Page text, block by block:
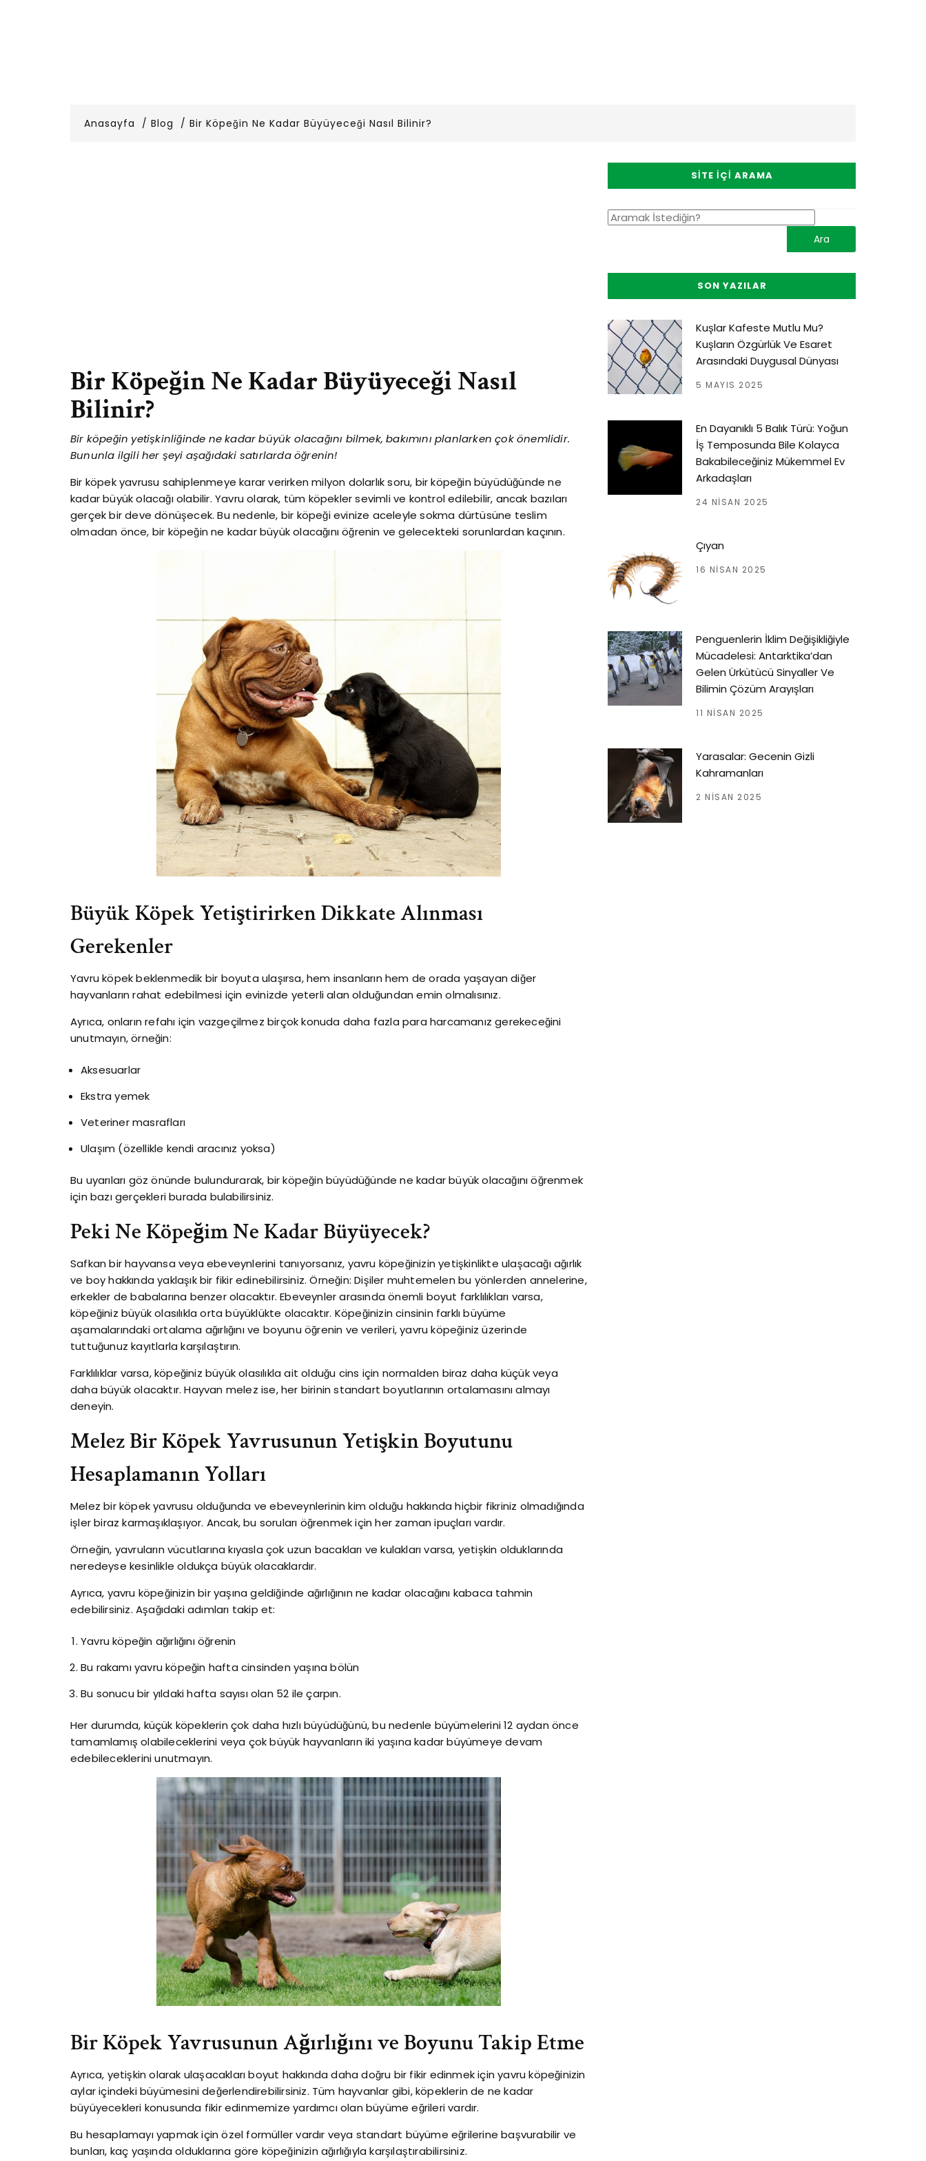
Anasayfa Blog Bir Köpeğin Ne Kadar Büyüyeceği Nasıl Bilinir?
Bir Köpeğin Ne Kadar Büyüyeceği Nasıl
Bilinir?
Bir köpeğin yetişkinliğinde ne kadar büyük olacağını bilmek, bakımını planlarken çok önemlidir.
Bununla ilgili her şeyi aşağıdaki satırlarda öğrenin!
Bir köpek yavrusu sahiplenmeye karar verirken milyon dolarlık soru, bir köpeğin büyüdüğünde ne
kadar büyük olacağı olabilir. Yavru olarak, tüm köpekler sevimli ve kontrol edilebilir, ancak bazıları
gerçek bir deve dönüşecek. Bu nedenle, bir köpeği evinize aceleyle sokma dürtüsüne teslim
olmadan önce, bir köpeğin ne kadar büyük olacağını öğrenin ve gelecekteki sorunlardan kaçının.
Büyük Köpek Yetiştirirken Dikkate Alınması
Gerekenler
Yavru köpek beklenmedik bir boyuta ulaşırsa, hem insanların hem de orada yaşayan diğer
hayvanların rahat edebilmesi için evinizde yeterli alan olduğundan emin olmalısınız.
Ayrıca, onların refahı için vazgeçilmez birçok konuda daha fazla para harcamanız gerekeceğini
unutmayın, örneğin:
Aksesuarlar
Ekstra yemek
Veteriner masrafları
Ulaşım (özellikle kendi aracınız yoksa)
Bu uyarıları göz önünde bulundurarak, bir köpeğin büyüdüğünde ne kadar büyük olacağını öğrenmek
için bazı gerçekleri burada bulabilirsiniz.
Peki Ne Köpeğim Ne Kadar Büyüyecek?
Safkan bir hayvansa veya ebeveynlerini tanıyorsanız, yavru köpeğinizin yetişkinlikte ulaşacağı ağırlık
ve boy hakkında yaklaşık bir fikir edinebilirsiniz. Örneğin: Dişiler muhtemelen bu yönlerden annelerine,
erkekler de babalarına benzer olacaktır. Ebeveynler arasında önemli boyut farklılıkları varsa,
köpeğiniz büyük olasılıkla orta büyüklükte olacaktır. Köpeğinizin cinsinin farklı büyüme
aşamalarındaki ortalama ağırlığını ve boyunu öğrenin ve verileri, yavru köpeğiniz üzerinde
tuttuğunuz kayıtlarla karşılaştırın.
Farklılıklar varsa, köpeğiniz büyük olasılıkla ait olduğu cins için normalden biraz daha küçük veya
daha büyük olacaktır. Hayvan melez ise, her birinin standart boyutlarının ortalamasını almayı
deneyin.
Melez Bir Köpek Yavrusunun Yetişkin Boyutunu
Hesaplamanın Yolları
Melez bir köpek yavrusu olduğunda ve ebeveynlerinin kim olduğu hakkında hiçbir fikriniz olmadığında
işler biraz karmaşıklaşıyor. Ancak, bu soruları öğrenmek için her zaman ipuçları vardır.
Örneğin, yavruların vücutlarına kıyasla çok uzun bacakları ve kulakları varsa, yetişkin olduklarında
neredeyse kesinlikle oldukça büyük olacaklardır.
Ayrıca, yavru köpeğinizin bir yaşına geldiğinde ağırlığının ne kadar olacağını kabaca tahmin
edebilirsiniz. Aşağıdaki adımları takip et:
Yavru köpeğin ağırlığını öğrenin
Bu rakamı yavru köpeğin hafta cinsinden yaşına bölün
Bu sonucu bir yıldaki hafta sayısı olan 52 ile çarpın.
Her durumda, küçük köpeklerin çok daha hızlı büyüdüğünü, bu nedenle büyümelerini 12 aydan önce
tamamlamış olabileceklerini veya çok büyük hayvanların iki yaşına kadar büyümeye devam
edebileceklerini unutmayın.
Bir Köpek Yavrusunun Ağırlığını ve Boyunu Takip Etme
Ayrıca, yetişkin olarak ulaşacakları boyut hakkında daha doğru bir fikir edinmek için yavru köpeğinizin
aylar içindeki büyümesini değerlendirebilirsiniz. Tüm hayvanlar gibi, köpeklerin de ne kadar
büyüyecekleri konusunda fikir edinmemize yardımcı olan büyüme eğrileri vardır.
Bu hesaplamayı yapmak için özel formüller vardır veya standart büyüme eğrilerine başvurabilir ve
bunları, kaç yaşında olduklarına göre köpeğinizin ağırlığıyla karşılaştırabilirsiniz.
SITE İÇI ARAMA
SON YAZILAR
Kuşlar Kafeste Mutlu Mu?
Kuşların Özgürlük Ve Esaret
Arasındaki Duygusal Dünyası
5 MAYIS 2025
En Dayanıklı 5 Balık Türü: Yoğun
İş Temposunda Bile Kolayca
Bakabileceğiniz Mükemmel Ev
Arkadaşları
24 NISAN 2025
Çıyan
16 NISAN 2025
Penguenlerin İklim Değişikliğiyle
Mücadelesi: Antarktika’dan
Gelen Ürkütücü Sinyaller Ve
Bilimin Çözüm Arayışları
11 NISAN 2025
Yarasalar: Gecenin Gizli
Kahramanları
2 NISAN 2025